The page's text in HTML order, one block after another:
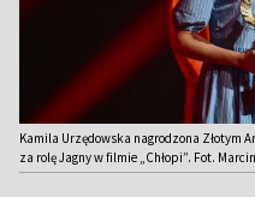
Kamila Urzędowska nagrodzona Złotym
za rolę Jagny w filmie „Chłopi”. Fot.